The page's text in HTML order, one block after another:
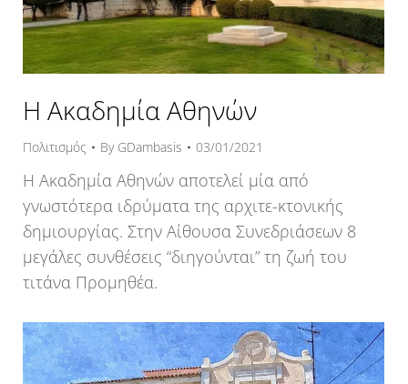
Η Ακαδημία Αθηνών
Πολιτισμός By GDambasis 03/01/2021
Η Ακαδημία Αθηνών αποτελεί μία από
γνωστότερα ιδρύματα της αρχιτε-κτονικής
δημιουργίας. Στην Αίθουσα Συνεδριάσεων 8
μεγάλες συνθέσεις “διηγούνται” τη ζωή του
τιτάνα Προμηθέα.